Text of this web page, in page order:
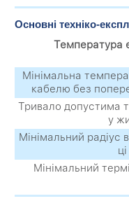
Основні техніко-
Температура
Мінімальна
кабелю без
Тривало допустима
у
Мінімальний радіус
ці
Мінімальний